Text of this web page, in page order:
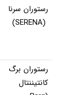
رستوران سرنا
(SERENA)
رستوران برگ
کانتیننتال